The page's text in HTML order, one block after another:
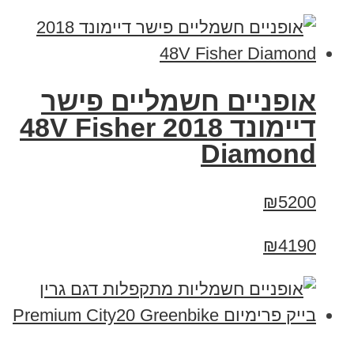
אופניים חשמליים פישר
דיימונד 2018 48V Fisher
Diamond
₪5200
₪4190